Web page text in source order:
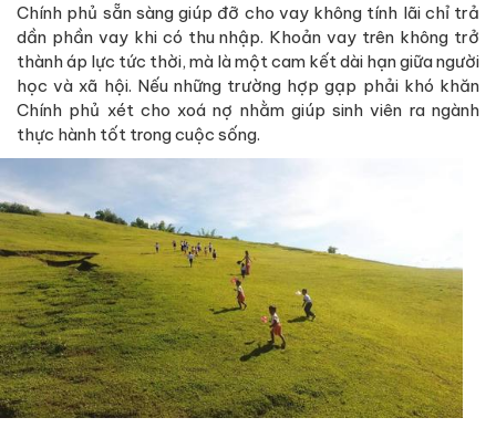
Chính phủ sẵn sàng giúp đỡ cho vay không tính lãi chỉ trả
dần phần vay khi có thu nhập. Khoản vay trên không trở
thành áp lực tức thời, mà là một cam kết dài hạn giữa người
học và xã hội. Nếu những trường hợp gạp phải khó khăn
Chính phủ xét cho xoá nợ nhằm giúp sinh viên ra ngành
thực hành tốt trong cuộc sống.